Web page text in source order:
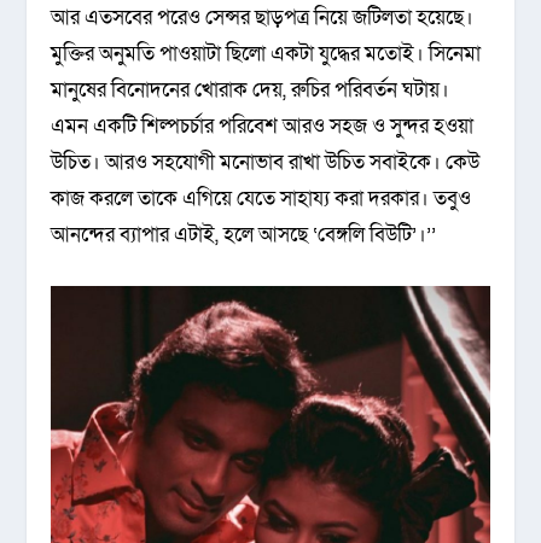
আর এতসবের পরেও সেন্সর ছাড়পত্র নিয়ে জটিলতা হয়েছে।
মুক্তির অনুমতি পাওয়াটা ছিলো একটা যুদ্ধের মতোই। সিনেমা
মানুষের বিনোদনের খোরাক দেয়, রুচির পরিবর্তন ঘটায়।
এমন একটি শিল্পচর্চার পরিবেশ আরও সহজ ও সুন্দর হওয়া
উচিত। আরও সহযোগী মনোভাব রাখা উচিত সবাইকে। কেউ
কাজ করলে তাকে এগিয়ে যেতে সাহায্য করা দরকার। তবুও
আনন্দের ব্যাপার এটাই, হলে আসছে ‘বেঙ্গলি বিউটি’।’’